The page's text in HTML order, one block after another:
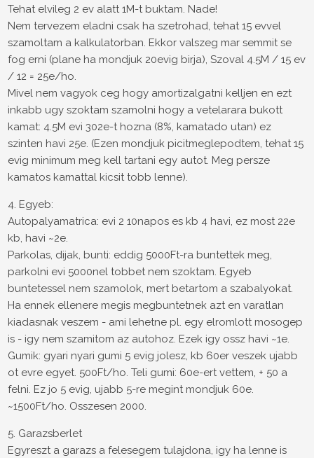
Tehat elvileg 2 ev alatt 1M-t buktam. Nade!
Nem tervezem eladni csak ha szetrohad, tehat 15 evvel
szamoltam a kalkulatorban. Ekkor valszeg mar semmit se
fog erni (plane ha mondjuk 20evig birja), Szoval 4.5M / 15 ev
/ 12 = 25e/ho.
Mivel nem vagyok ceg hogy amortizalgatni kelljen en ezt
inkabb ugy szoktam szamolni hogy a vetelarara bukott
kamat: 4.5M evi 302e-t hozna (8%, kamatado utan) ez
szinten havi 25e. (Ezen mondjuk picitmeglepodtem, tehat 15
evig minimum meg kell tartani egy autot. Meg persze
kamatos kamattal kicsit tobb lenne).
4. Egyeb:
Autopalyamatrica: evi 2 10napos es kb 4 havi, ez most 22e
kb, havi ~2e.
Parkolas, dijak, bunti: eddig 5000Ft-ra buntettek meg,
parkolni evi 5000nel tobbet nem szoktam. Egyeb
buntetessel nem szamolok, mert betartom a szabalyokat.
Ha ennek ellenere megis megbuntetnek azt en varatlan
kiadasnak veszem - ami lehetne pl. egy elromlott mosogep
is - igy nem szamitom az autohoz. Ezek igy ossz havi ~1e.
Gumik: gyari nyari gumi 5 evig jolesz, kb 60er veszek ujabb
ot evre egyet. 500Ft/ho. Teli gumi: 60e-ert vettem, + 50 a
felni. Ez jo 5 evig, ujabb 5-re megint mondjuk 60e.
~1500Ft/ho. Osszesen 2000.
5. Garazsberlet
Egyreszt a garazs a felesegem tulajdona, igy ha lenne is